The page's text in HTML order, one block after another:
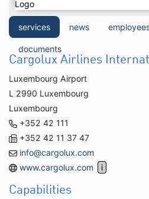
services news
documents
Cargolux Airlines
Luxembourg Airport
L 2990 Luxembourg
Luxembourg
+352 42 111
+352 42 11 37 47
info@cargolux.com
www.cargolux.com
Capabilities